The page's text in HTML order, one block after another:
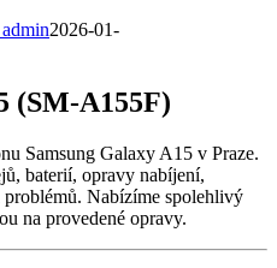
2026-01-
(SM-A155F)
Samsung Galaxy A15 v Praze.
baterií, opravy nabíjení,
Nabízíme spolehlivý
na provedené opravy.